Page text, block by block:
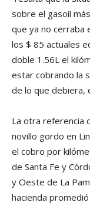
sobre el gasoil
que ya no cerraba
los $ 85 actuales
doble 1.56L el
estar cobrando la
de lo que debiera,
La otra referencia
novillo gordo en
el cobro por
de Santa Fe y
y Oeste de La
hacienda